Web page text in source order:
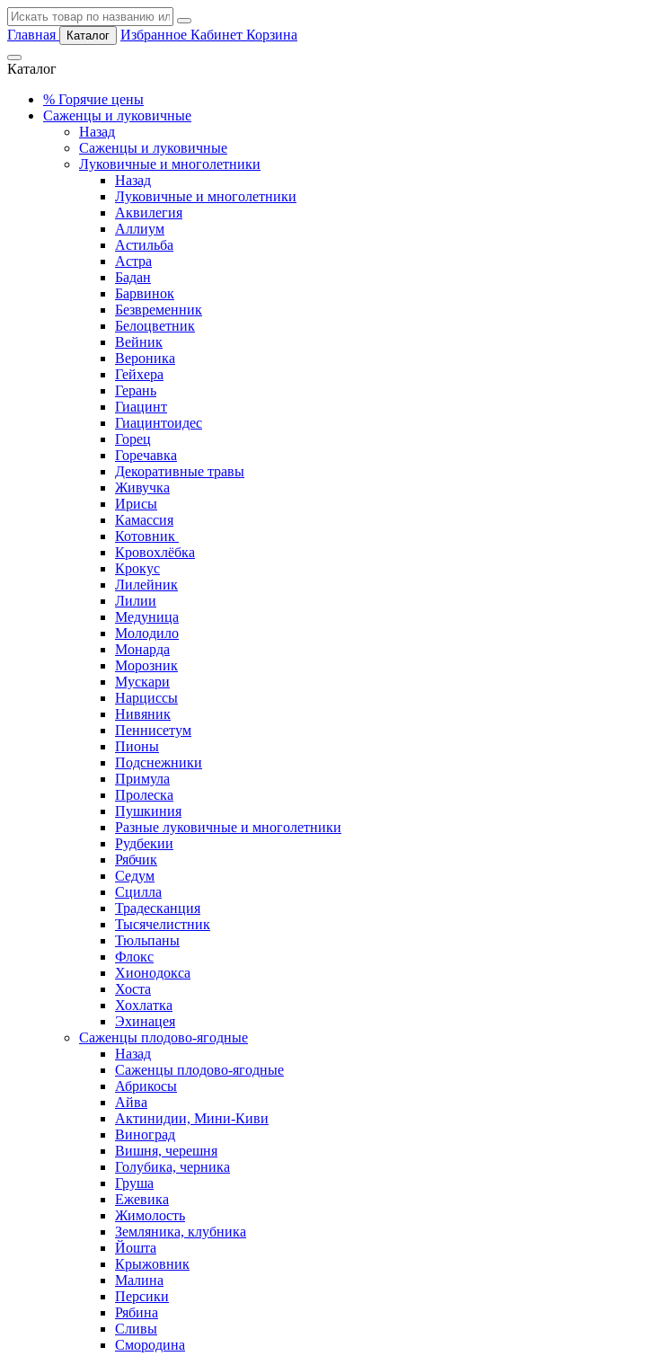
Главная Каталог Избранное Кабинет Корзина
Каталог
% Горячие цены
Саженцы и луковичные
Назад
Саженцы и луковичные
Луковичные и многолетники
Назад
Луковичные и многолетники
Аквилегия
Аллиум
Астильба
Астра
Бадан
Барвинок
Безвременник
Белоцветник
Вейник
Вероника
Гейхера
Герань
Гиацинт
Гиацинтоидес
Горец
Горечавка
Декоративные травы
Живучка
Ирисы
Камассия
Котовник
Кровохлёбка
Крокус
Лилейник
Лилии
Медуница
Молодило
Монарда
Морозник
Мускари
Нарциссы
Нивяник
Пеннисетум
Пионы
Подснежники
Примула
Пролеска
Пушкиния
Разные луковичные и многолетники
Рудбекии
Рябчик
Седум
Сцилла
Традесканция
Тысячелистник
Тюльпаны
Флокс
Хионодокса
Хоста
Хохлатка
Эхинацея
Саженцы плодово-ягодные
Назад
Саженцы плодово-ягодные
Абрикосы
Айва
Актинидии, Мини-Киви
Виноград
Вишня, черешня
Голубика, черника
Груша
Ежевика
Жимолость
Земляника, клубника
Йошта
Крыжовник
Малина
Персики
Рябина
Сливы
Смородина